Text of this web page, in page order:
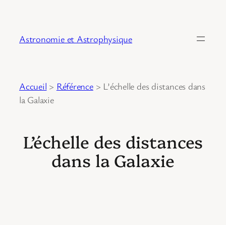
Astronomie et Astrophysique
Accueil > Référence> L’échelle des distances dans
la Galaxie
L’échelle des distances
dans la Galaxie